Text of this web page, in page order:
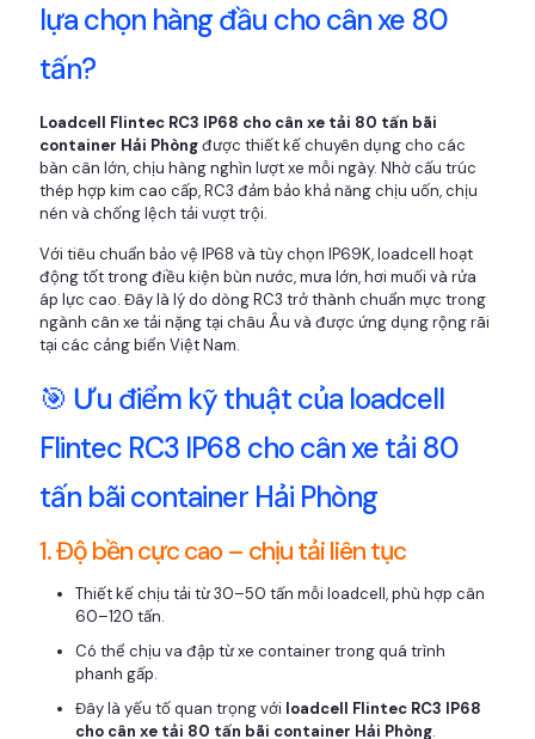
lựa chọn hàng đầu cho cân xe 80
tấn?
Loadcell Flintec RC3 IP68 cho cân xe tải 80 tấn bãi
container Hải Phòngđược thiết kế chuyên dụng cho các
bàn cân lớn, chịu hàng nghìn lượt xe mỗi ngày. Nhờ cấu trúc
thép hợp kim cao cấp, RC3 đảm bảo khả năng chịu uốn, chịu
nén và chống lệch tải vượt trội.
Với tiêu chuẩn bảo vệ IP68 và tùy chọn IP69K, loadcell hoạt
động tốt trong điều kiện bùn nước, mưa lớn, hơi muối và rửa
áp lực cao. Đây là lý do dòng RC3 trở thành chuẩn mực trong
ngành cân xe tải nặng tại châu Âu và được ứng dụng rộng rãi
tại các cảng biển Việt Nam.
🎯 Ưu điểm kỹ thuật của loadcell
Flintec RC3 IP68 cho cân xe tải 80
tấn bãi container Hải Phòng
1. Độ bền cực cao – chịu tải liên tục
Thiết kế chịu tải từ 30–50 tấn mỗi loadcell, phù hợp cân
60–120 tấn.
Có thể chịu va đập từ xe container trong quá trình
phanh gấp.
Đây là yếu tố quan trọng với loadcell Flintec RC3 IP68
cho cân xe tải 80 tấn bãi container Hải Phòng.